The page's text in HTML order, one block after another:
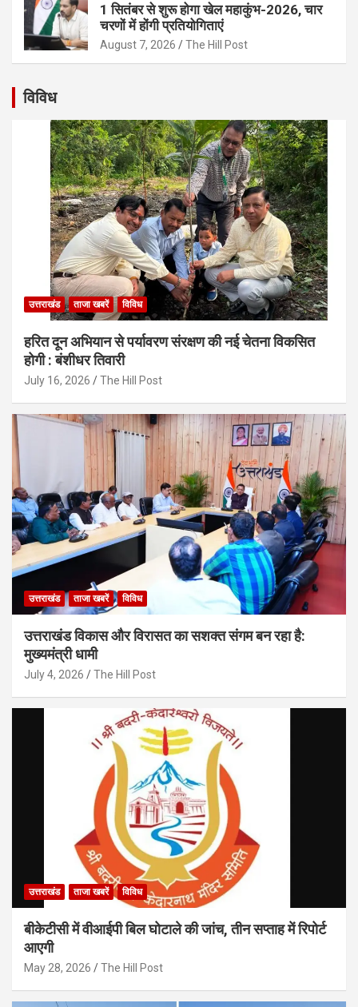
1 सितंबर से शुरू होगा खेल महाकुंभ-2026, चार
चरणों में होंगी प्रतियोगिताएं
August 7, 2026 The Hill Post
विविध
उत्तराखंड ताजा खबरें विविध
हरित दून अभियान से पर्यावरण संरक्षण की नई चेतना विकसित
होगी : बंशीधर तिवारी
July 16, 2026 The Hill Post
उत्तराखंड ताजा खबरें विविध
उत्तराखंड विकास और विरासत का सशक्त संगम बन रहा है:
मुख्यमंत्री धामी
July 4, 2026 The Hill Post
उत्तराखंड ताजा खबरें विविध
बीकेटीसी में वीआईपी बिल घोटाले की जांच, तीन सप्ताह में रिपोर्ट
आएगी
May 28, 2026 The Hill Post